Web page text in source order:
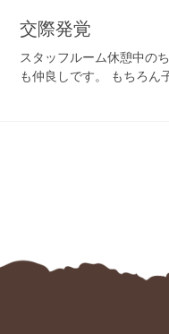
交際発覚
スタッフルーム休憩中の
も仲良しです。 もちろん